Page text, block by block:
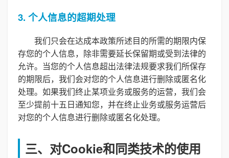
3. 个人信息的超期处理
我们只会在达成本政策所述目的所需的期限内保
存您的个人信息，除非需要延长保留期或受到法律的
允许。当您的个人信息超出法律法规要求我们所保存
的期限后，我们会对您的个人信息进行删除或匿名化
处理。如果我们终止某项业务或服务的运营，我们会
至少提前十五日通知您，并在终止业务或服务运营后
对您的个人信息进行删除或匿名化处理。
三、对Cookie和同类技术的使用